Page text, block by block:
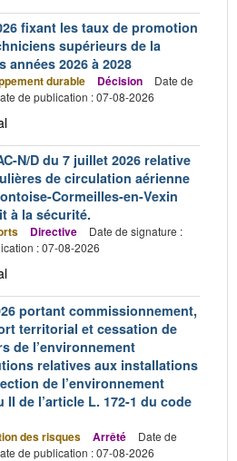
fixant les taux de promotion
supérieurs de la
2026 à 2028
durable Décision
Date de
de publication : 07-08-2026
N/D du 7 juillet 2026 relative
de circulation aérienne
Cormeilles-en-Vexin
à la sécurité.
Directive
Date de signature :
: 07-08-2026
portant commissionnement,
territorial et cessation de
de l’environnement
relatives aux installations
de l’environnement
II de l’article L. 172-1 du code
des risques Arrêté
Date de
de publication : 07-08-2026